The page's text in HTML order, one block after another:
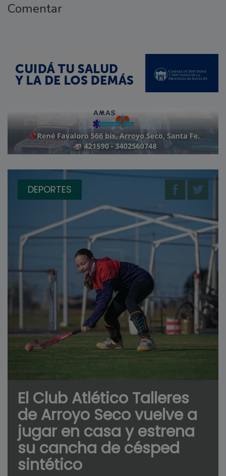
Comentar
DEPORTES
El Club Atlético Talleres
de Arroyo Seco vuelve a
jugar en casa y estrena
su cancha de césped
sintético